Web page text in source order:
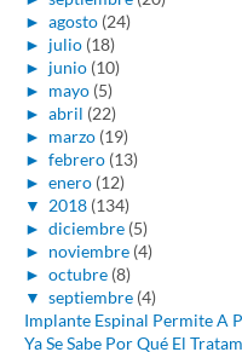
► agosto (24)
► julio (18)
► junio (10)
► mayo (5)
► abril (22)
► marzo (19)
► febrero (13)
► enero (12)
▼ 2018 (134)
► diciembre (5)
► noviembre (4)
► octubre (8)
▼ septiembre (4)
Implante Espinal Permite A
Ya Se Sabe Por Qué El